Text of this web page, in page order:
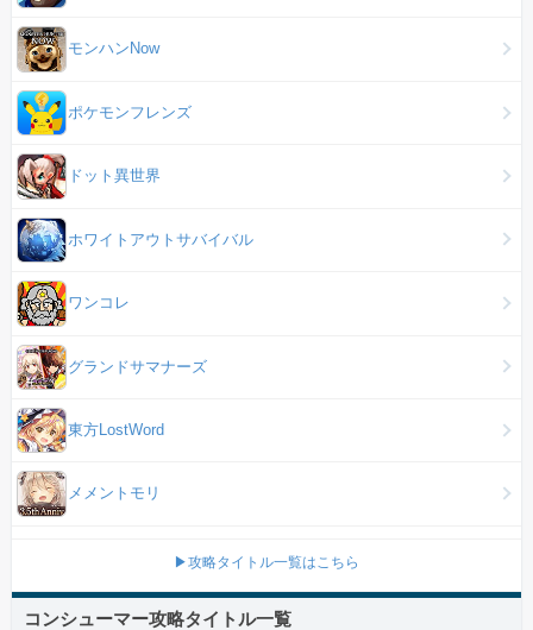
モンハンNow
ポケモンフレンズ
ドット異世界
ホワイトアウトサバイバル
ワンコレ
グランドサマナーズ
東方LostWord
メメントモリ
▶攻略タイトル一覧はこちら
コンシューマー攻略タイトル一覧